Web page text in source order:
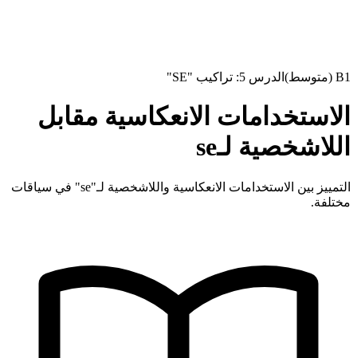
B1 (متوسط) الدرس 5: تراكيب "SE"
الاستخدامات الانعكاسية مقابل
اللاشخصية لـse
التمييز بين الاستخدامات الانعكاسية واللاشخصية لـ"se" في سياقات
مختلفة.